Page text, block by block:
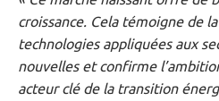
croissance. Cela témoigne de
technologies appliquées aux
nouvelles et confirme
acteur clé de la transition